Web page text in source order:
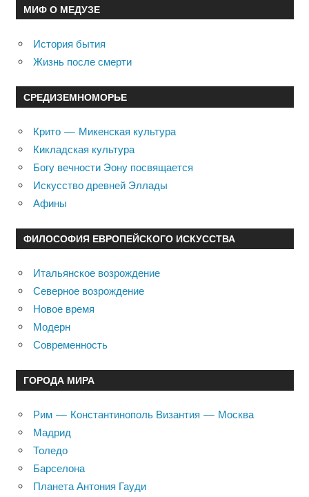
МИФ О МЕДУЗЕ
История бытия
Жизнь после смерти
СРЕДИЗЕМНОМОРЬЕ
Крито — Микенская культура
Кикладская культура
Богу вечности Эону посвящается
Искусство древней Эллады
Афины
ФИЛОСОФИЯ ЕВРОПЕЙСКОГО ИСКУССТВА
Итальянское возрождение
Северное возрождение
Новое время
Модерн
Современность
ГОРОДА МИРА
Рим — Константинополь Византия — Москва
Мадрид
Толедо
Барселона
Планета Антония Гауди